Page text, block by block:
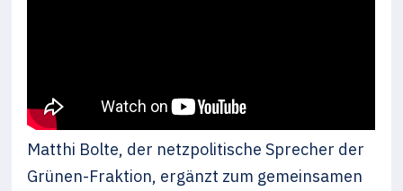
Matthi Bolte, der netzpolitische Sprecher der
Grünen-Fraktion, ergänzt zum gemeinsamen